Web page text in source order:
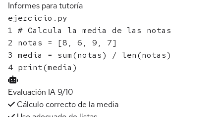
Informes para tutoría
ejercicio.py
1 # Calcula la media de las notas
2
notas =
[8, 6, 9, 7]
3 media = sum(notas) / len(notas)
4 print(media )
Evaluación IA9/10
Cálculo correcto de la media